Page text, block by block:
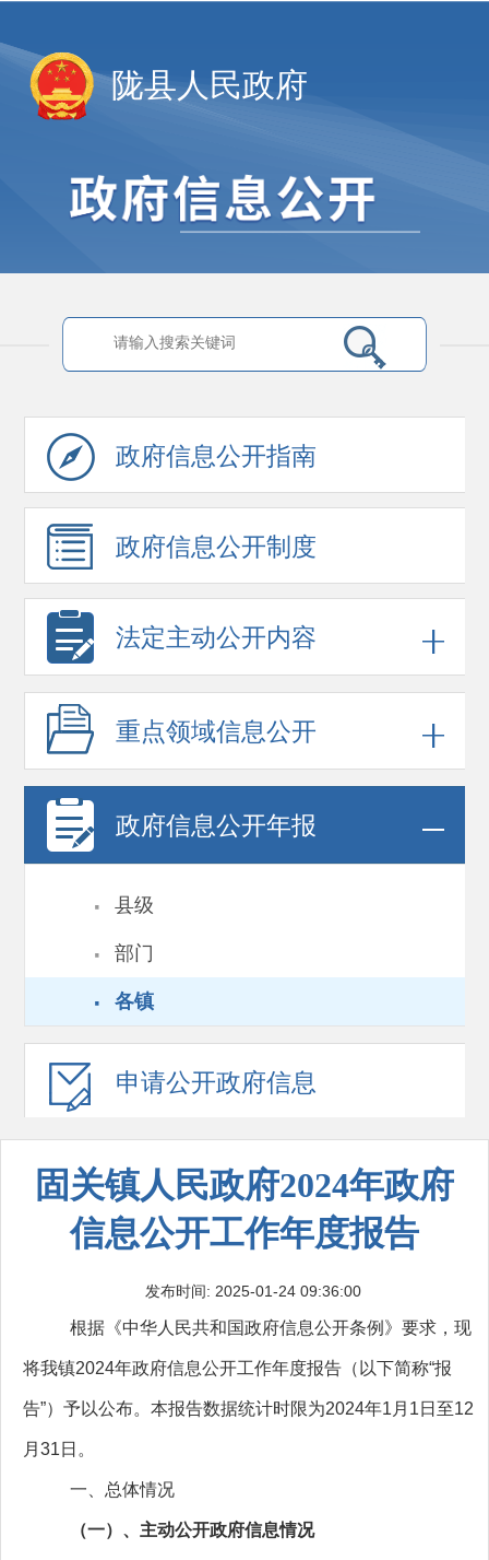
陇县人民政府
政府信息公开指南
政府信息公开制度
法定主动公开内容
重点领域信息公开
政府信息公开年报
· 县级
· 部门
· 各镇
申请公开政府信息
固关镇人民政府2024年政府
信息公开工作年度报告
发布时间: 2025-01-24 09:36:00
根据《中华人民共和国政府信息公开条例》要求，现
将我镇2024年政府信息公开工作年度报告（以下简称“报
告”）予以公布。本报告数据统计时限为2024年1月1日至12
月31日。
一、总体情况
（一）、主动公开政府信息情况